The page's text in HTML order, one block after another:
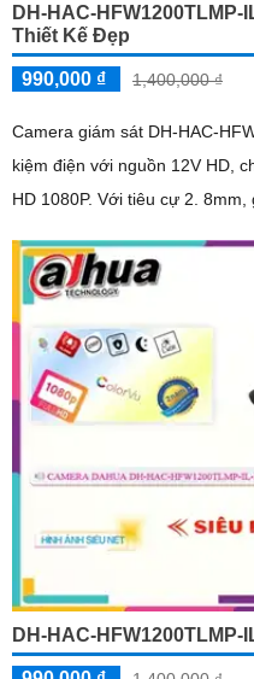
DH-HAC-
Thiết Kế Đẹp
990,000 ₫ 1,400,000 ₫
Camera giám sát DH-HAC-
kiệm điện với nguồn 12V HD,
HD 1080P. Với tiêu cự 2.
DH-HAC-HFW1200TLMP-